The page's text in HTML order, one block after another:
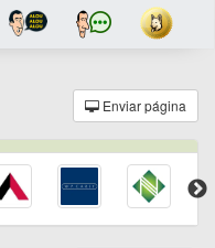
Enviar página